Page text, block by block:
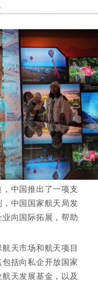
中国推出了一项支
中国国家航天局发
向国际拓展，帮助
天市场和航天项目
括向私企开放国家
天发展基金，以及